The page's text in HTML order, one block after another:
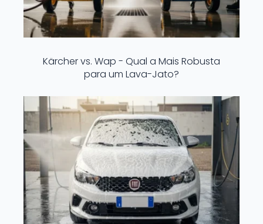
Kärcher vs. Wap - Qual a Mais Robusta
para um Lava-Jato?